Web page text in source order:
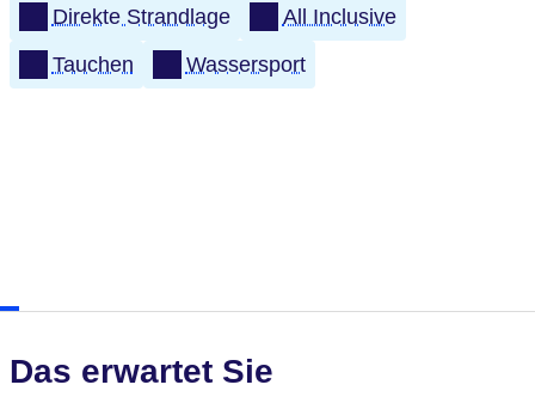
Direkte Strandlage
All Inclusive
Tauchen
Wassersport
Das erwartet Sie